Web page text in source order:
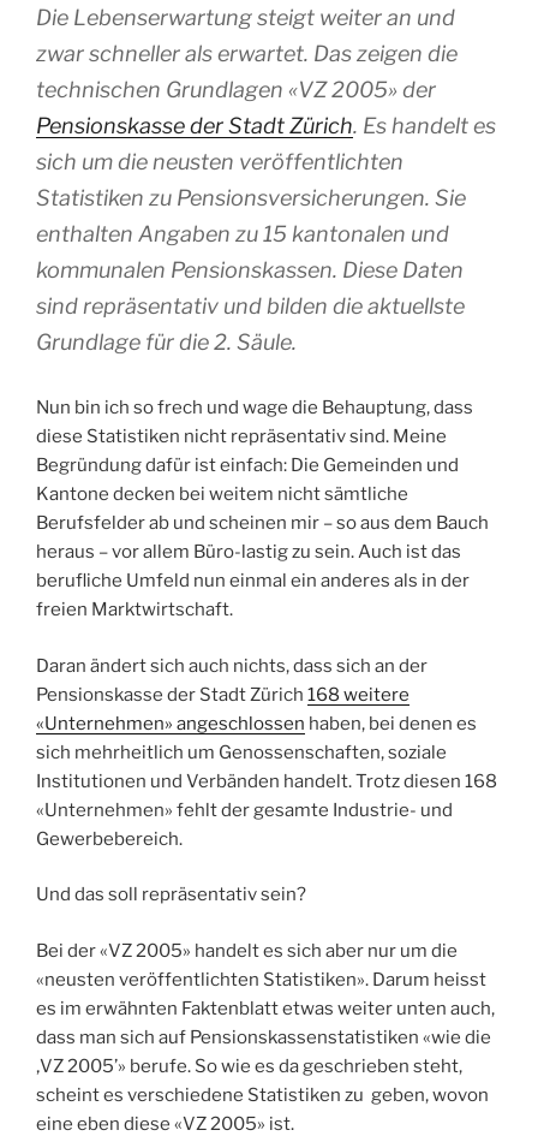
Die Lebenserwartung steigt weiter an und
zwar schneller als erwartet. Das zeigen die
technischen Grundlagen «VZ 2005» der
Pensionskasse der Stadt Zürich. Es handelt es
sich um die neusten veröffentlichten
Statistiken zu Pensionsversicherungen. Sie
enthalten Angaben zu 15 kantonalen und
kommunalen Pensionskassen. Diese Daten
sind repräsentativ und bilden die aktuellste
Grundlage für die 2. Säule.
Nun bin ich so frech und wage die Behauptung, dass
diese Statistiken nicht repräsentativ sind. Meine
Begründung dafür ist einfach: Die Gemeinden und
Kantone decken bei weitem nicht sämtliche
Berufsfelder ab und scheinen mir – so aus dem Bauch
heraus – vor allem Büro-lastig zu sein. Auch ist das
berufliche Umfeld nun einmal ein anderes als in der
freien Marktwirtschaft.
Daran ändert sich auch nichts, dass sich an der
Pensionskasse der Stadt Zürich 168 weitere
«Unternehmen» angeschlossen haben, bei denen es
sich mehrheitlich um Genossenschaften, soziale
Institutionen und Verbänden handelt. Trotz diesen 168
«Unternehmen» fehlt der gesamte Industrie- und
Gewerbebereich.
Und das soll repräsentativ sein?
Bei der «VZ 2005» handelt es sich aber nur um die
«neusten veröffentlichten Statistiken». Darum heisst
es im erwähnten Faktenblatt etwas weiter unten auch,
dass man sich auf Pensionskassenstatistiken «wie die
‚VZ 2005’» berufe. So wie es da geschrieben steht,
scheint es verschiedene Statistiken zu geben, wovon
eine eben diese «VZ 2005» ist.